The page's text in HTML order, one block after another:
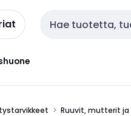
Haku
Ruuvit, mutterit ja